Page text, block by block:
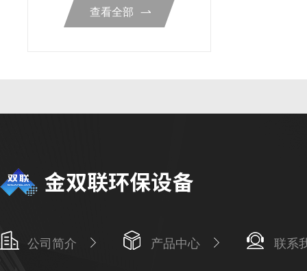
查看全部
公司简介 产品中心 联系